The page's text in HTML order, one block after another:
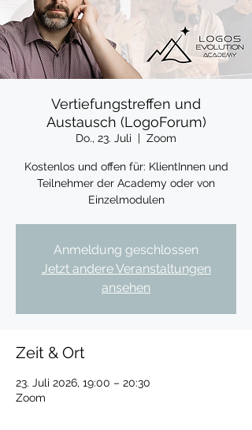
Vertiefungstreffen und
Austausch (LogoForum)
Do., 23. Juli
  |
Zoom
Kostenlos und offen für: KlientInnen und
Teilnehmer der Academy oder von
Einzelmodulen
Anmeldung geschlossen
Jetzt andere Veranstaltungen
ansehen
Zeit & Ort
23. Juli 2026, 19:00 – 20:30
Zoom